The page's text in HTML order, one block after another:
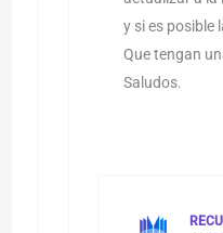
y si es posible
Que tengan
Saludos.